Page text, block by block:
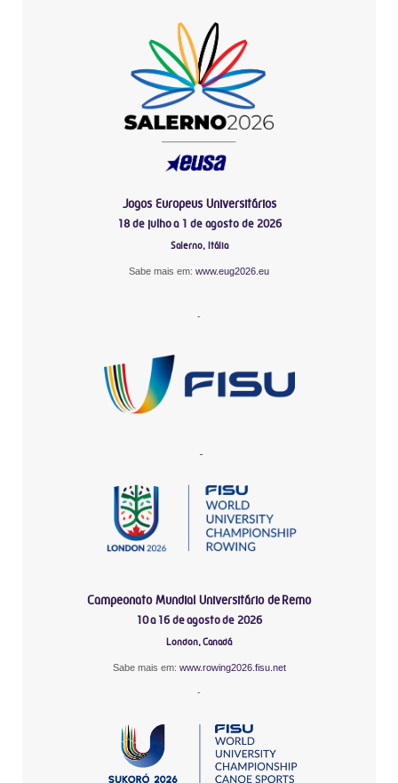
Jogos Europeus Universitários
18 de julho a 1 de agosto de 2026
Salerno, Itália
Sabe mais em: www.eug2026.eu
-
-
Campeonato Mundial Universitário de Remo
10 a 16 de agosto de 2026
London, Canadá
Sabe mais em: www.rowing2026.fisu.net
-